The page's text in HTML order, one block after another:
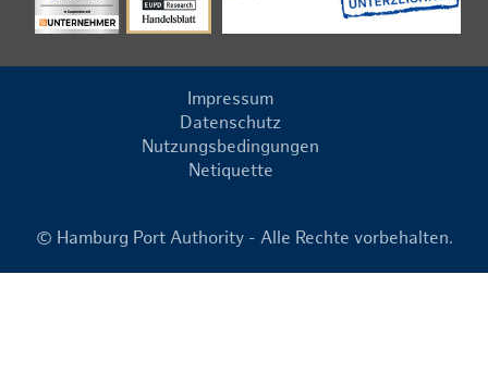
Impressum
Datenschutz
Nutzungsbedingungen
Netiquette
© Hamburg Port Authority - Alle Rechte vorbehalten.